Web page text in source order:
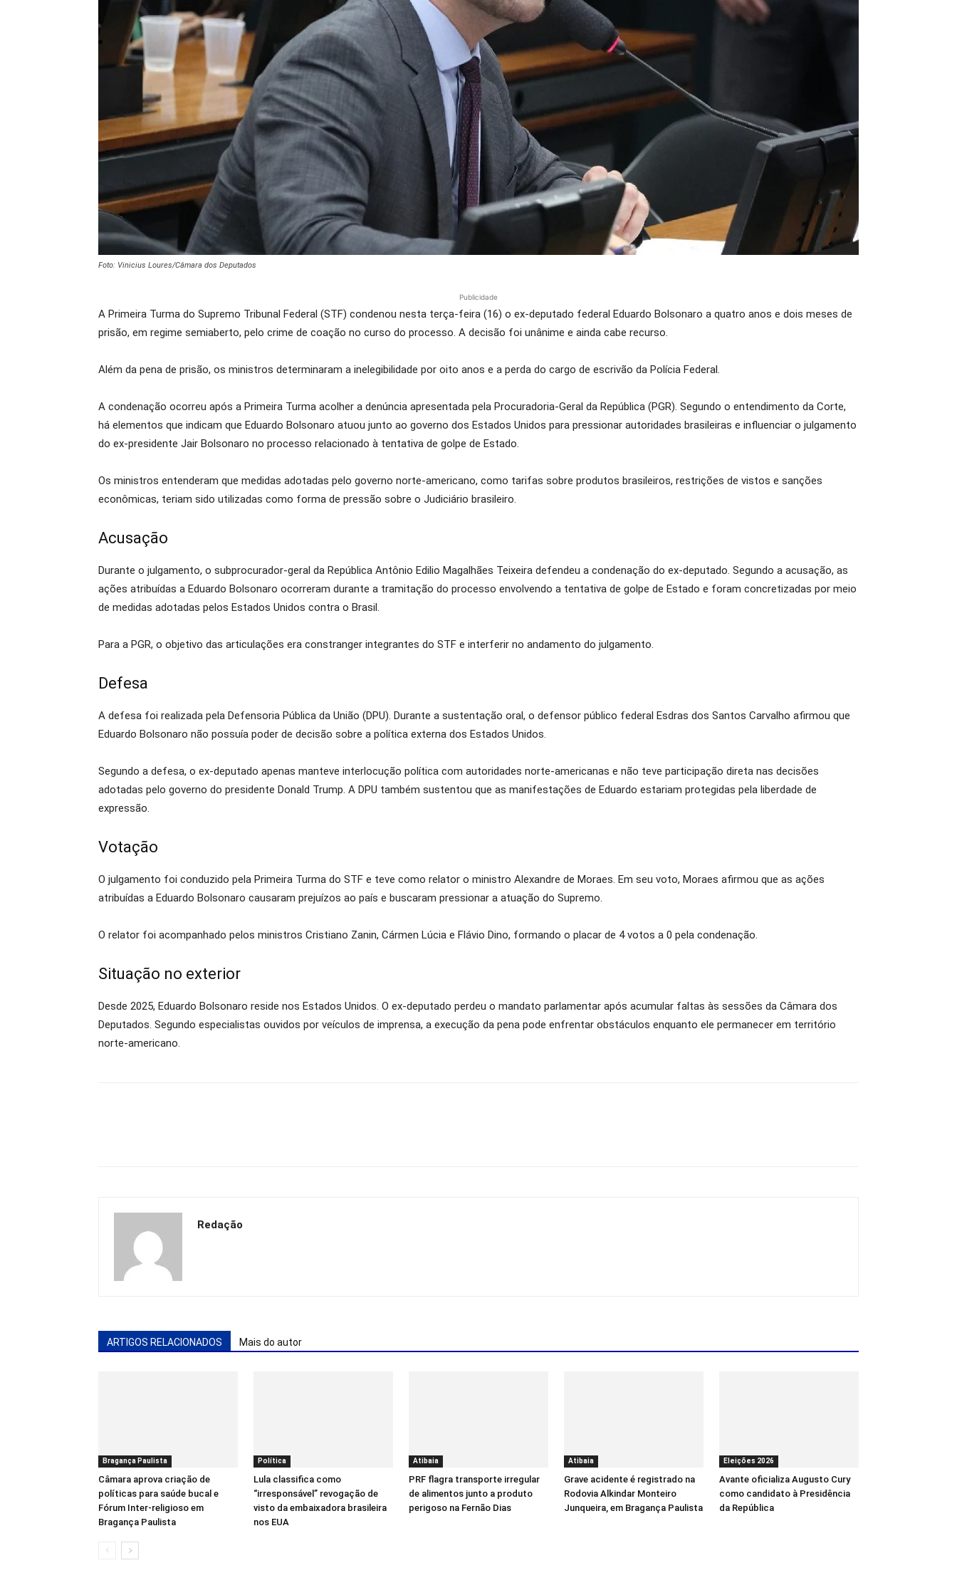
Foto: Vinicius Loures/Câmara dos Deputados
Publicidade
A Primeira Turma do Supremo Tribunal Federal (STF) condenou nesta terça-feira (16) o ex-deputado federal Eduardo Bolsonaro a quatro anos e dois meses de
prisão, em regime semiaberto, pelo crime de coação no curso do processo. A decisão foi unânime e ainda cabe recurso.
Além da pena de prisão, os ministros determinaram a inelegibilidade por oito anos e a perda do cargo de escrivão da Polícia Federal.
A condenação ocorreu após a Primeira Turma acolher a denúncia apresentada pela Procuradoria-Geral da República (PGR). Segundo o entendimento da Corte,
há elementos que indicam que Eduardo Bolsonaro atuou junto ao governo dos Estados Unidos para pressionar autoridades brasileiras e influenciar o julgamento
do ex-presidente Jair Bolsonaro no processo relacionado à tentativa de golpe de Estado.
Os ministros entenderam que medidas adotadas pelo governo norte-americano, como tarifas sobre produtos brasileiros, restrições de vistos e sanções
econômicas, teriam sido utilizadas como forma de pressão sobre o Judiciário brasileiro.
Acusação
Durante o julgamento, o subprocurador-geral da República Antônio Edilio Magalhães Teixeira defendeu a condenação do ex-deputado. Segundo a acusação, as
ações atribuídas a Eduardo Bolsonaro ocorreram durante a tramitação do processo envolvendo a tentativa de golpe de Estado e foram concretizadas por meio
de medidas adotadas pelos Estados Unidos contra o Brasil.
Para a PGR, o objetivo das articulações era constranger integrantes do STF e interferir no andamento do julgamento.
Defesa
A defesa foi realizada pela Defensoria Pública da União (DPU). Durante a sustentação oral, o defensor público federal Esdras dos Santos Carvalho afirmou que
Eduardo Bolsonaro não possuía poder de decisão sobre a política externa dos Estados Unidos.
Segundo a defesa, o ex-deputado apenas manteve interlocução política com autoridades norte-americanas e não teve participação direta nas decisões
adotadas pelo governo do presidente Donald Trump. A DPU também sustentou que as manifestações de Eduardo estariam protegidas pela liberdade de
expressão.
Votação
O julgamento foi conduzido pela Primeira Turma do STF e teve como relator o ministro Alexandre de Moraes. Em seu voto, Moraes afirmou que as ações
atribuídas a Eduardo Bolsonaro causaram prejuízos ao país e buscaram pressionar a atuação do Supremo.
O relator foi acompanhado pelos ministros Cristiano Zanin, Cármen Lúcia e Flávio Dino, formando o placar de 4 votos a 0 pela condenação.
Situação no exterior
Desde 2025, Eduardo Bolsonaro reside nos Estados Unidos. O ex-deputado perdeu o mandato parlamentar após acumular faltas às sessões da Câmara dos
Deputados. Segundo especialistas ouvidos por veículos de imprensa, a execução da pena pode enfrentar obstáculos enquanto ele permanecer em território
norte-americano.
Redação
ARTIGOS RELACIONADOS Mais do autor
Bragança Paulista
Câmara aprova criação de
políticas para saúde bucal e
Fórum Inter-religioso em
Bragança Paulista
Política
Lula classifica como
“irresponsável” revogação de
visto da embaixadora brasileira
nos EUA
Atibaia
PRF flagra transporte irregular
de alimentos junto a produto
perigoso na Fernão Dias
Atibaia
Grave acidente é registrado na
Rodovia Alkindar Monteiro
Junqueira, em Bragança Paulista
Eleições 2026
Avante oficializa Augusto Cury
como candidato à Presidência
da República